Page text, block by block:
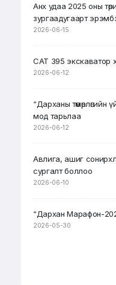
Анх удаа 2025 оны
зургаадугаарт
2026-06-15
CAT 395 экскаватор
2026-06-12
“Дарханы
мод тарьлаа
2026-06-12
Авлига, ашиг
сургалт боллоо
2026-06-10
“Дархан Марафон-
2026-05-30